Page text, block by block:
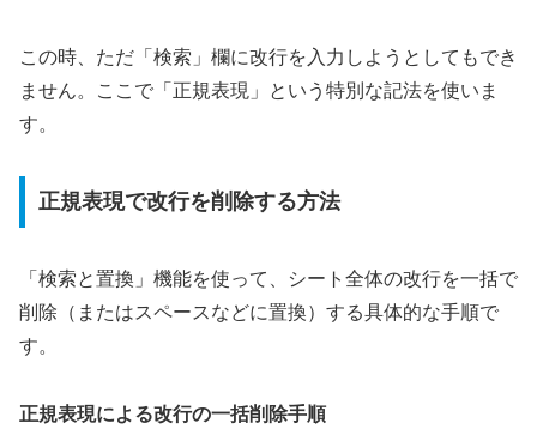
この時、ただ「検索」欄に改行を入力しようとしてもでき
ません。ここで「正規表現」という特別な記法を使いま
す。
正規表現で改行を削除する方法
「検索と置換」機能を使って、シート全体の改行を一括で
削除（またはスペースなどに置換）する具体的な手順で
す。
正規表現による改行の一括削除手順